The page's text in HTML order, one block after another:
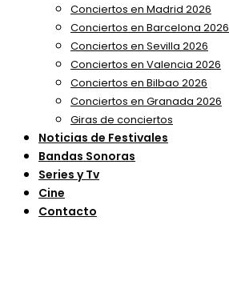
Conciertos en Madrid 2026
Conciertos en Barcelona 2026
Conciertos en Sevilla 2026
Conciertos en Valencia 2026
Conciertos en Bilbao 2026
Conciertos en Granada 2026
Giras de conciertos
Noticias de Festivales
Bandas Sonoras
Series y Tv
Cine
Contacto